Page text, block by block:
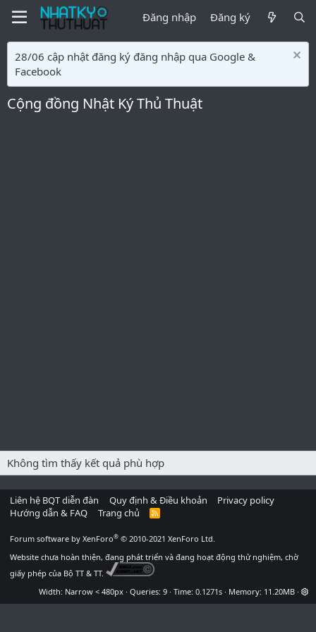
Đăng nhập Đăng ký
28/06 cập nhật đăng ký đăng nhập qua Google &
Facebook
Cộng đồng Nhật Ký Thủ Thuật
Không tìm thấy kết quả phù hợp
Liên hệ BQT diễn đàn Quy định & Điều khoản
Privacy policy
Hướng dẫn & FAQ
Trang chủ
R
Forum software by XenForo® © 2010-2021 XenForo Ltd.
Website chưa hoàn thiện, đang phát triển và đang hoạt động thử nghiệm, chờ
giấy phép của Bộ TT & TT.
Width
Queries 9 Time 0.1271s Memory 11.20MB